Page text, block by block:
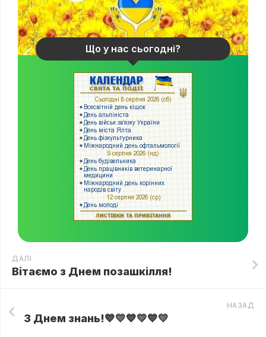
Що у нас сьогодні?
ДАЛІ
Вітаємо з Днем позашкілля!
НАЗАД
З Днем знань!💙💛💙💛💙💛